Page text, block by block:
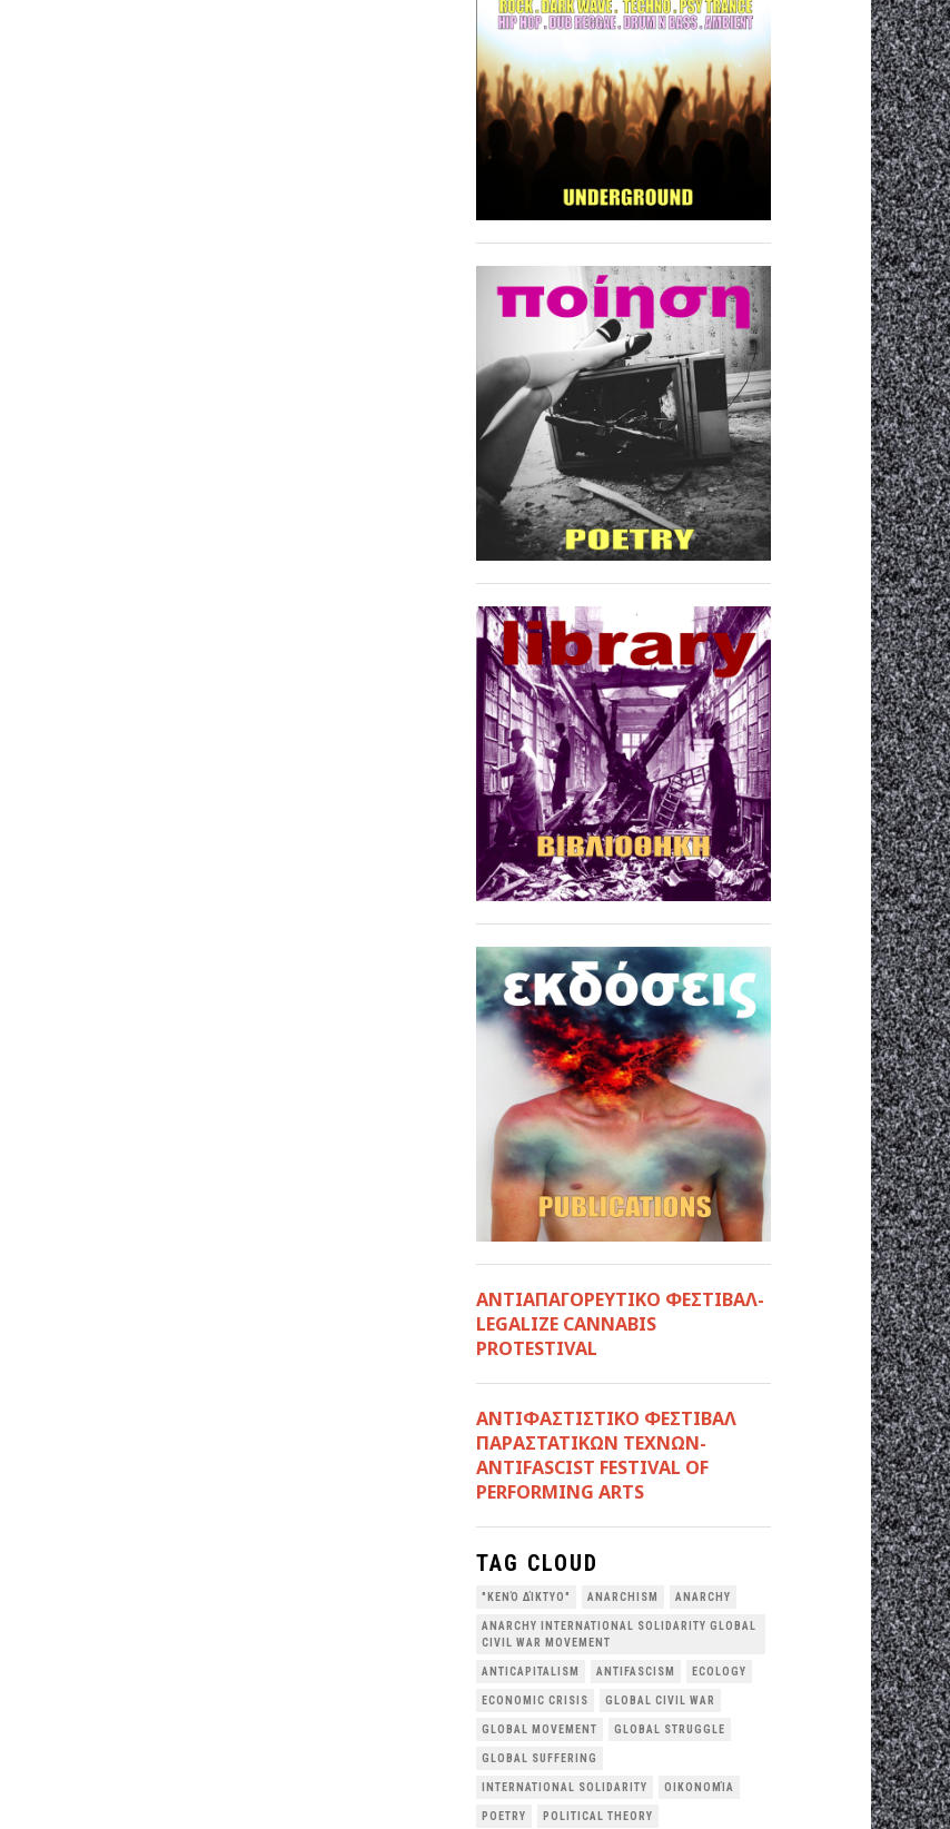
ΑΝΤΙΑΠΑΓΟΡΕΥΤΙΚΟ ΦΕΣΤΙΒΑΛ-
LEGALIZE CANNABIS
PROTESTIVAL
ANTIΦΑΣΤΙΣΤΙΚΟ ΦΕΣΤΙΒΑΛ
ΠΑΡΑΣΤΑΤΙΚΩΝ ΤΕΧΝΩΝ-
ANTIFASCIST FESTIVAL OF
PERFORMING ARTS
TAG CLOUD
"ΚΕΝΌ ΔΊΚΤΥΟ" ANARCHISM ANARCHY
ANARCHY INTERNATIONAL SOLIDARITY GLOBAL
CIVIL WAR MOVEMENT
ANTICAPITALISM ANTIFASCISM ECOLOGY
ECONOMIC CRISIS GLOBAL CIVIL WAR
GLOBAL MOVEMENT GLOBAL STRUGGLE
GLOBAL SUFFERING
INTERNATIONAL SOLIDARITY OΙΚΟΝΟΜΊΑ
POETRY POLITICAL THEORY